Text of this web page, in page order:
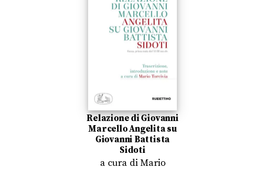
Relazione di Giovanni
Marcello Angelita su
Giovanni Battista
Sidoti
a cura di Mario